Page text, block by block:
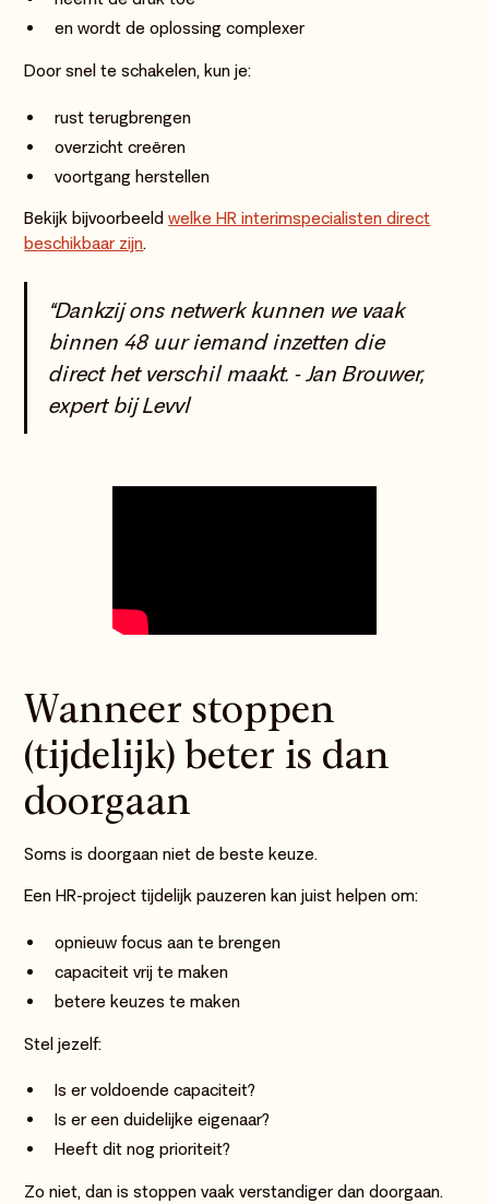
en wordt de oplossing complexer
Door snel te schakelen, kun je:
rust terugbrengen
overzicht creëren
voortgang herstellen
Bekijk bijvoorbeeldwelke HR interimspecialisten direct
beschikbaar zijn.
“Dankzij ons netwerk kunnen we vaak
binnen 48 uur iemand inzetten die
direct het verschil maakt. - Jan Brouwer,
expert bij Levvl
Wanneer stoppen
(tijdelijk) beter is dan
doorgaan
Soms is doorgaan niet de beste keuze.
Een HR-project tijdelijk pauzeren kan juist helpen om:
opnieuw focus aan te brengen
capaciteit vrij te maken
betere keuzes te maken
Stel jezelf:
Is er voldoende capaciteit?
Is er een duidelijke eigenaar?
Heeft dit nog prioriteit?
Zo niet, dan is stoppen vaak verstandiger dan doorgaan.